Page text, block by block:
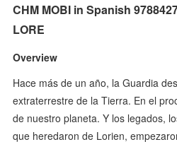
CHM MOBI in Spanish
LORE
Overview
Hace más de un año, la Guardia
extraterrestre de la Tierra. En el
de nuestro planeta. Y los legados,
que heredaron de Lorien,